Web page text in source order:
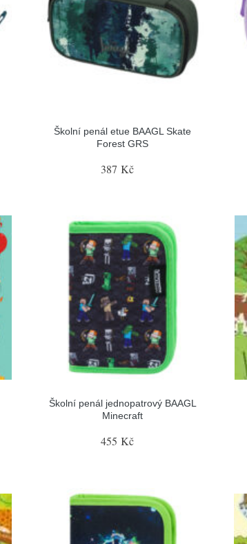
Školní penál etue BAAGL Skate
Forest GRS
387 Kč
Školní penál jednopatrový BAAGL
Minecraft
455 Kč